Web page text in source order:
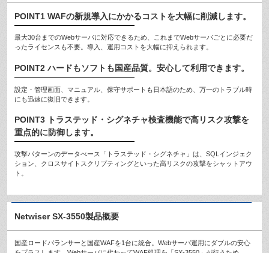
POINT1 WAFの新規導入にかかるコストを大幅に削減します。
最大30台までのWebサーバに対応できるため、これまでWebサーバごとに必要だ
ったライセンスも不要。導入、運用コストを大幅に抑えられます。
POINT2 ハードもソフトも国産品質。安心して利用できます。
設定・管理画面、マニュアル、保守サポートも日本語のため、万一のトラブル時
にも迅速に復旧できます。
POINT3 トラステッド・シグネチャ検査機能で高リスク攻撃を
重点的に防御します。
攻撃パターンのデータべース「トラステッド・シグネチャ」は、SQLインジェク
ション、クロスサイトスクリプティングといった高リスクの攻撃をシャットアウ
ト。
Netwiser SX-3550製品概要
国産ロードバランサーと国産WAFを1台に統合。Webサーバ運用にダブルの安心